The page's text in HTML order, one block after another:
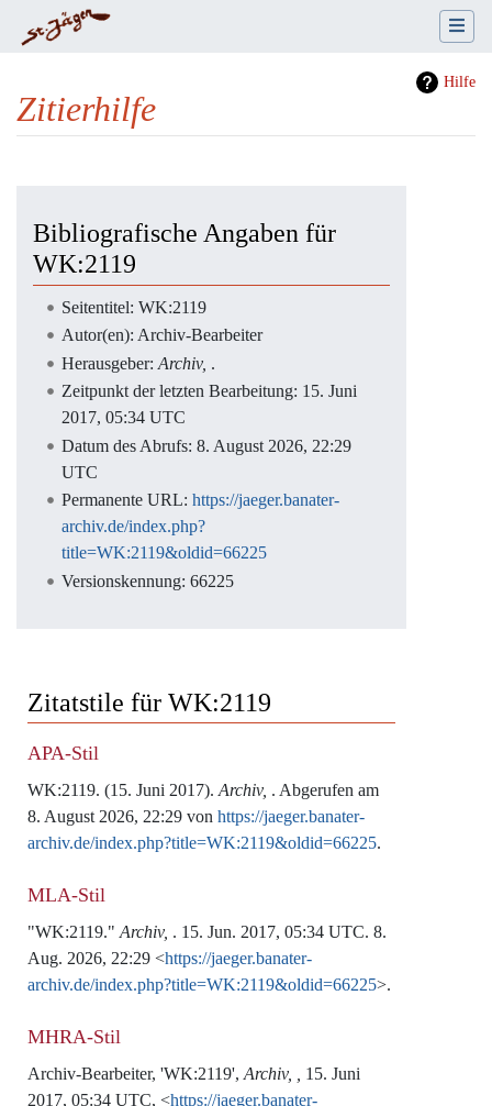
Hilfe
Zitierhilfe
Bibliografische Angaben für
WK:2119
Seitentitel: WK:2119
Autor(en): Archiv-Bearbeiter
Herausgeber: Archiv, .
Zeitpunkt der letzten Bearbeitung: 15. Juni
2017, 05:34 UTC
Datum des Abrufs: 8. August 2026, 22:29
UTC
Permanente URL: https://jaeger.banater-
archiv.de/index.php?
title=WK:2119&oldid=66225
Versionskennung: 66225
Zitatstile für WK:2119
APA-Stil
WK:2119. (15. Juni 2017). Archiv, . Abgerufen am
8. August 2026, 22:29 von https://jaeger.banater-
archiv.de/index.php?title=WK:2119&oldid=66225.
MLA-Stil
"WK:2119." Archiv, . 15. Jun. 2017, 05:34 UTC. 8.
Aug. 2026, 22:29 <https://jaeger.banater-
archiv.de/index.php?title=WK:2119&oldid=66225>.
MHRA-Stil
Archiv-Bearbeiter, 'WK:2119', Archiv, ,
15. Juni
2017, 05:34 UTC, <https://jaeger.banater-